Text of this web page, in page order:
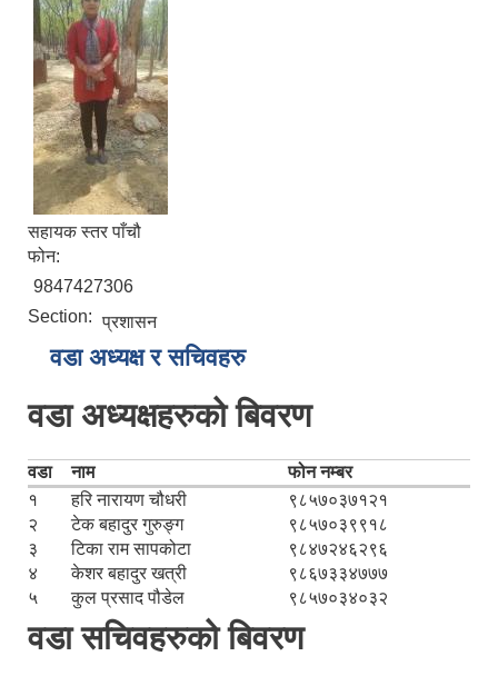
सहायक स्तर पाँचौ
फोन:
9847427306
Section: प्रशासन
वडा अध्यक्ष र सचिवहरु
वडा अध्यक्षहरुको बिवरण
वडा नाम
फोन नम्बर
१
हरि नारायण चौधरी
९८५७०३७१२१
२
टेक बहादुर गुरुङ्ग
९८५७०३९९१८
३
टिका राम सापकोटा
९८४७२४६२९६
४
केशर बहादुर खत्री
९८६७३३४७७७
५
कुल प्रसाद पौडेल ९८५७०३४०३२
वडा सचिवहरुको बिवरण